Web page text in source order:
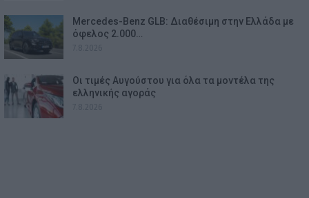
Mercedes-Benz GLB: Διαθέσιμη στην Ελλάδα με
όφελος 2.000…
Οι τιμές Αυγούστου για όλα τα μοντέλα της
ελληνικής αγοράς